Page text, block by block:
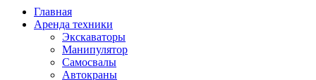
Главная
Аренда техники
Экскаваторы
Манипулятор
Самосвалы
Автокраны